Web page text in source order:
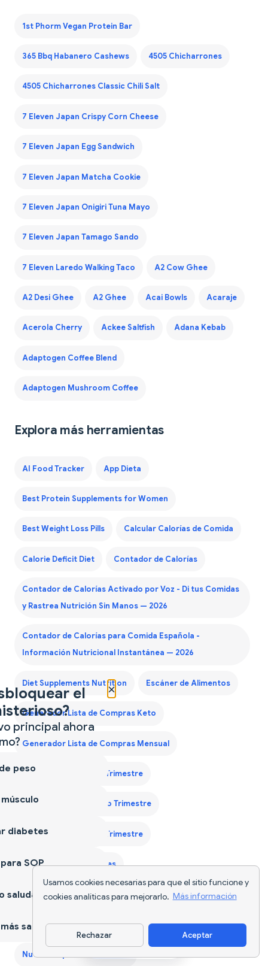
Usamos cookies necesarias para que el sitio funcione y
cookies analíticas para mejorarlo. Más información
Rechazar Aceptar
1st Phorm Vegan Protein Bar
365 Bbq Habanero Cashews 4505 Chicharrones
4505 Chicharrones Classic Chili Salt
7 Eleven Japan Crispy Corn Cheese
7 Eleven Japan Egg Sandwich
7 Eleven Japan Matcha Cookie
7 Eleven Japan Onigiri Tuna Mayo
7 Eleven Japan Tamago Sando
7 Eleven Laredo Walking Taco A2 Cow Ghee
A2 Desi Ghee A2 Ghee Acai Bowls Acaraje
Acerola Cherry Ackee Saltfish Adana Kebab
Adaptogen Coffee Blend
Adaptogen Mushroom Coffee
Explora más herramientas
AI Food Tracker App Dieta
Best Protein Supplements for Women
Best Weight Loss Pills Calcular Calorías de Comida
Calorie Deficit Diet Contador de Calorías
Contador de Calorías Activado por Voz - Di tus Comidas
y Rastrea Nutrición Sin Manos — 2026
Contador de Calorías para Comida Española -
Información Nutricional Instantánea — 2026
Diet Supplements Nutrition Escáner de Alimentos
Generador Lista de Compras Keto
Generador Lista de Compras Mensual
Guía Proteína Primer Trimestre
Guía Proteína Segundo Trimestre
Guía Proteína Tercer Trimestre
Nutriscan para Diabetes
Nutriscan para el Embarazo Nutriscan para el SOP
Nutriscan para Ganar Músculo
Nutriscan para Perder Peso
Descargar app
×
el
principal ahora
peso
diabetes
SOP
saludable
sano